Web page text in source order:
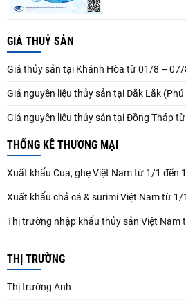
GIÁ THUỶ SẢN
Giá thủy sản tại Khánh Hòa từ 01/8 –
Giá nguyên liệu thủy sản tại Đắk Lắk
Giá nguyên liệu thủy sản tại Đồng Tháp
THỐNG KÊ THƯƠNG MẠI
Xuất khẩu Cua, ghẹ Việt Nam từ 1/1 đến
Xuất khẩu chả cá & surimi Việt Nam từ
Thị trường nhập khẩu thủy sản Việt
THỊ TRƯỜNG
Thị trường Anh